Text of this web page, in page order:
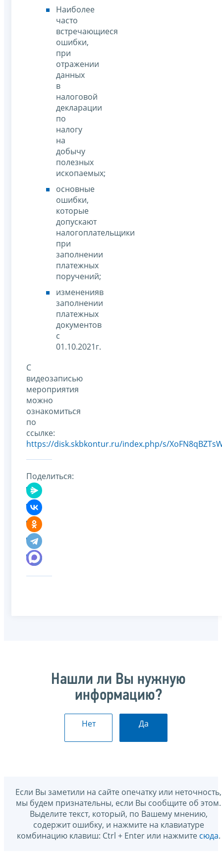
Наиболее
часто
встречающиеся
ошибки,
при
отражении
данных
в
налоговой
декларации
по
налогу
на
добычу
полезных
ископаемых;
основные
ошибки,
которые
допускают
налогоплательщики
при
заполнении
платежных
поручений;
измененияв
заполнении
платежных
документов
с
01.10.2021г.
С
видеозаписью
мероприятия
можно
ознакомиться
по
ссылке:
https://disk.skbkontur.ru/index.php/s/
Поделиться:
Нашли ли Вы нужную
информацию?
Нет Да
Если Вы заметили на сайте опечатку или неточность,
мы будем признательны, если Вы сообщите об этом.
Выделите текст, который, по Вашему мнению,
содержит ошибку, и нажмите на клавиатуре
комбинацию клавиш: Ctrl + Enter или нажмите сюда.